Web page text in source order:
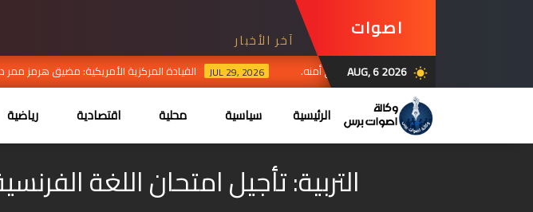
اصوات
برس
آخر الأخبار
wb_sunny
AUG, 6 2026
العراق ومقرات الحشد وتؤكد تضامنها مع أمنه. JUL 29, 2026 القيادة المركزية الأمريكية: مضيق هرمز
الرئيسية سياسية محلية اقتصادية رياضية
التربية: تأجيل امتحان اللغة